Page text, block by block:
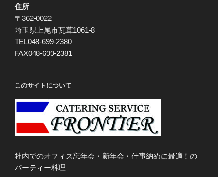
住所
〒362-0022
埼玉県上尾市瓦葺1061-8
TEL048-699-2380
FAX048-699-2381
このサイトについて
社内でのオフィス忘年会・新年会・仕事納めに最適！の
パーティー料理